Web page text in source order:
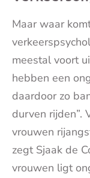
Maar waar
meestal voort
hebben een
daardoor zo
durven rijden”.
vrouwen
zegt Sjaak de
vrouwen ligt